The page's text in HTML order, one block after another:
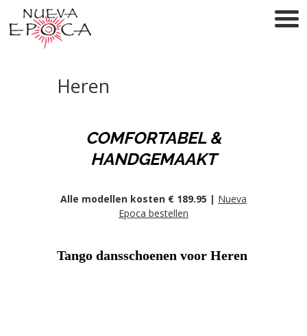
Heren
COMFORTABEL &
HANDGEMAAKT
Alle modellen kosten € 189.95 | Nueva
Epoca bestellen
Tango dansschoenen voor Heren